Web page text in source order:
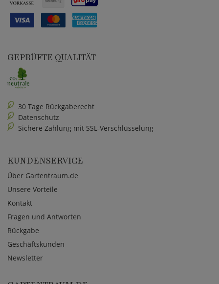
GEPRÜFTE QUALITÄT
30 Tage Rückgaberecht
Datenschutz
Sichere Zahlung mit SSL-Verschlüsselung
KUNDENSERVICE
Über Gartentraum.de
Unsere Vorteile
Kontakt
Fragen und Antworten
Rückgabe
Geschäftskunden
Newsletter